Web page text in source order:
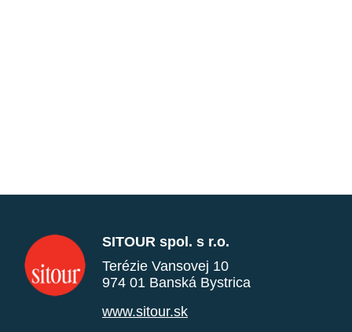
SITOUR spol. s r.o.
Terézie Vansovej 10
974 01 Banská Bystrica
www.sitour.sk